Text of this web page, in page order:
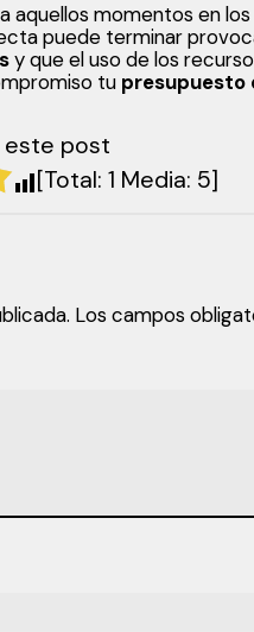
momentos en
puede terminar
y que el uso de los
tu presupuesto
este post
[Total: 1 Media: 5]
Los campos